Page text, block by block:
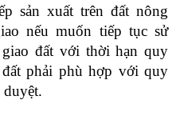
sản xuất trên đất nông
nếu muốn tiếp tục sử
đất với thời hạn quy
phải phù hợp với quy
duyệt.